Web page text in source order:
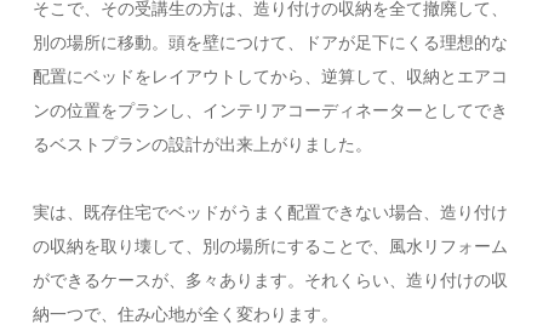
そこで、その受講生の方は、造り付けの収納を全て撤廃して、
別の場所に移動。頭を壁につけて、ドアが足下にくる理想的な
配置にベッドをレイアウトしてから、逆算して、収納とエアコ
ンの位置をプランし、インテリアコーディネーターとしてでき
るベストプランの設計が出来上がりました。
実は、既存住宅でベッドがうまく配置できない場合、造り付け
の収納を取り壊して、別の場所にすることで、風水リフォーム
ができるケースが、多々あります。それくらい、造り付けの収
納一つで、住み心地が全く変わります。